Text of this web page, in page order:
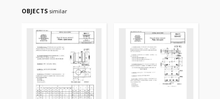
OBJECTS similar